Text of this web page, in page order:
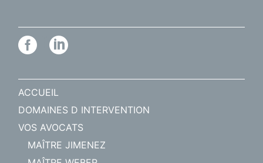
ACCUEIL
DOMAINES D INTERVENTION
VOS AVOCATS
MAÎTRE JIMENEZ